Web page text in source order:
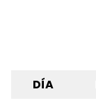
DÍA